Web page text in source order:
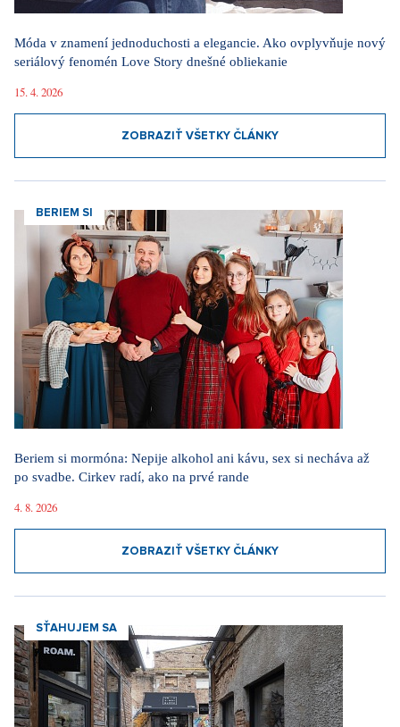
Móda v znamení jednoduchosti a elegancie. Ako ovplyvňuje nový
seriálový fenomén Love Story dnešné obliekanie
15. 4. 2026
ZOBRAZIŤ VŠETKY ČLÁNKY
BERIEM SI
Beriem si mormóna: Nepije alkohol ani kávu, sex si necháva až
po svadbe. Cirkev radí, ako na prvé rande
4. 8. 2026
ZOBRAZIŤ VŠETKY ČLÁNKY
SŤAHUJEM SA